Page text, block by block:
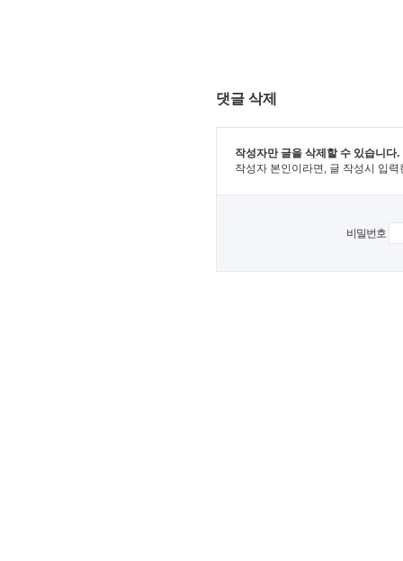
댓글 삭제
작성자만 글을 삭제할 수 있습니다.
작성자 본인이라면, 글 작성시 입
비밀번호